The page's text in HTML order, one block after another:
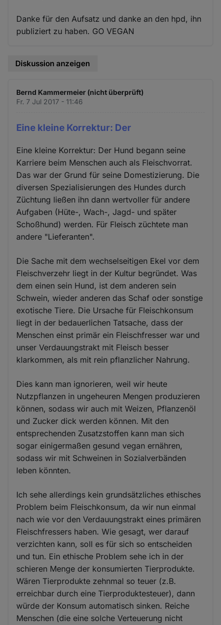
Danke für den Aufsatz und danke an den hpd, ihn
publiziert zu haben. GO VEGAN
Diskussion anzeigen
Bernd Kammermeier (nicht überprüft)
Fr. 7 Jul 2017 - 11:46
Eine kleine Korrektur: Der
Eine kleine Korrektur: Der Hund begann seine
Karriere beim Menschen auch als Fleischvorrat.
Das war der Grund für seine Domestizierung. Die
diversen Spezialisierungen des Hundes durch
Züchtung ließen ihn dann wertvoller für andere
Aufgaben (Hüte-, Wach-, Jagd- und später
Schoßhund) werden. Für Fleisch züchtete man
andere "Lieferanten".
Die Sache mit dem wechselseitigen Ekel vor dem
Fleischverzehr liegt in der Kultur begründet. Was
dem einen sein Hund, ist dem anderen sein
Schwein, wieder anderen das Schaf oder sonstige
exotische Tiere. Die Ursache für Fleischkonsum
liegt in der bedauerlichen Tatsache, dass der
Menschen einst primär ein Fleischfresser war und
unser Verdauungstrakt mit Fleisch besser
klarkommen, als mit rein pflanzlicher Nahrung.
Dies kann man ignorieren, weil wir heute
Nutzpflanzen in ungeheuren Mengen produzieren
können, sodass wir auch mit Weizen, Pflanzenöl
und Zucker dick werden können. Mit den
entsprechenden Zusatzstoffen kann man sich
sogar einigermaßen gesund vegan ernähren,
sodass wir mit Schweinen in Sozialverbänden
leben könnten.
Ich sehe allerdings kein grundsätzliches ethisches
Problem beim Fleischkonsum, da wir nun einmal
nach wie vor den Verdauungstrakt eines primären
Fleischfressers haben. Wie gesagt, wer darauf
verzichten kann, soll es für sich so entscheiden
und tun. Ein ethische Problem sehe ich in der
schieren Menge der konsumierten Tierprodukte.
Wären Tierprodukte zehnmal so teuer (z.B.
erreichbar durch eine Tierproduktesteuer), dann
würde der Konsum automatisch sinken. Reiche
Menschen (die eine solche Verteuerung nicht